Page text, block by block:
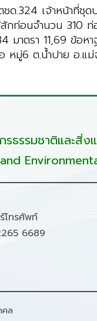
ชด.324 เจ้าหน้า
ท่อนจำนวน 310 ท่
าตรา 11,69 ข้อหา
มู่6 ต.น้ำปาย อ.แ
รธรรมชาติและสิ่ง
โทรศัพท์
6689
คล